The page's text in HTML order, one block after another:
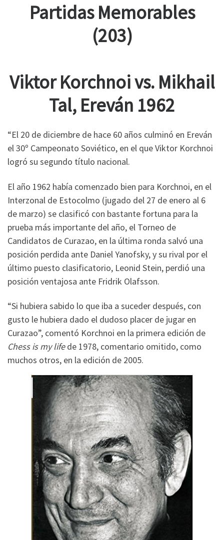
Partidas Memorables
(203)
Viktor Korchnoi vs. Mikhail
Tal, Ereván 1962
“El 20 de diciembre de hace 60 años culminó en Ereván
el 30º Campeonato Soviético, en el que Viktor Korchnoi
logró su segundo título nacional.
El año 1962 había comenzado bien para Korchnoi, en el
Interzonal de Estocolmo (jugado del 27 de enero al 6
de marzo) se clasificó con bastante fortuna para la
prueba más importante del año, el Torneo de
Candidatos de Curazao, en la última ronda salvó una
posición perdida ante Daniel Yanofsky, y su rival por el
último puesto clasificatorio, Leonid Stein, perdió una
posición ventajosa ante Fridrik Olafsson.
“Si hubiera sabido lo que iba a suceder después, con
gusto le hubiera dado el dudoso placer de jugar en
Curazao”, comentó Korchnoi en la primera edición de
Chess is my lifede 1978, comentario omitido, como
muchos otros, en la edición de 2005.